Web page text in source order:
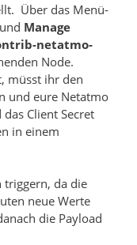
Über das Menü-
Manage
netatmo-
Node.
müsst ihr den
und eure Netatmo
Client Secret
in einem
triggern, da die
neue Werte
die Payload